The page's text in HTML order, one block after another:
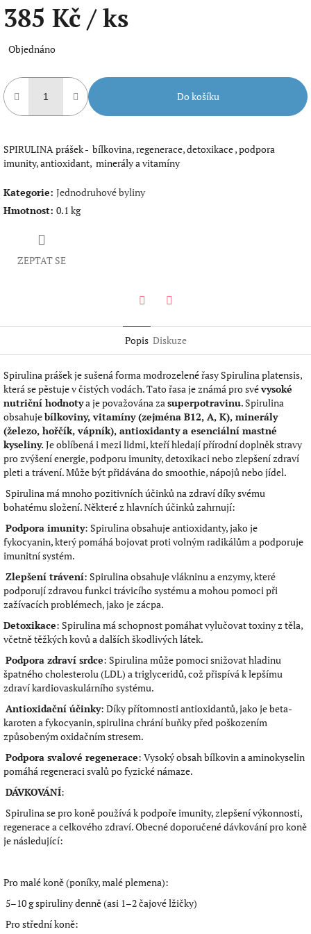
385 Kč / ks
cena:
Objednáno
Do košíku
SPIRULINA prášek - bílkovina, regenerace, detoxikace , podpora
imunity, antioxidant, minerály a vitamíny
Kategorie: Jednodruhové byliny
Hmotnost: 0.1 kg
ZEPTAT SE
Popis Diskuze
Spirulina prášek je sušená forma modrozelené řasy Spirulina platensis,
která se pěstuje v čistých vodách. Tato řasa je známá pro svévysoké
nutriční hodnotya je považována za superpotravinu. Spirulina
obsahujebílkoviny, vitamíny (zejména B12, A, K), minerály
(železo, hořčík, vápník), antioxidanty a esenciální mastné
kyseliny.Je oblíbená i mezi lidmi, kteří hledají přírodní doplněk stravy
pro zvýšení energie, podporu imunity, detoxikaci nebo zlepšení zdraví
pleti a trávení. Může být přidávána do smoothie, nápojů nebo jídel.
Spirulina má mnoho pozitivních účinků na zdraví díky svému
bohatému složení. Některé z hlavních účinků zahrnují:
Podpora imunity: Spirulina obsahuje antioxidanty, jako je
fykocyanin, který pomáhá bojovat proti volným radikálům a podporuje
imunitní systém.
Zlepšení trávení: Spirulina obsahuje vlákninu a enzymy, které
podporují zdravou funkci trávicího systému a mohou pomoci při
zažívacích problémech, jako je zácpa.
Detoxikace: Spirulina má schopnost pomáhat vylučovat toxiny z těla,
včetně těžkých kovů a dalších škodlivých látek.
Podpora zdraví srdce: Spirulina může pomoci snižovat hladinu
špatného cholesterolu (LDL) a triglyceridů, což přispívá k lepšímu
zdraví kardiovaskulárního systému.
Antioxidační účinky: Díky přítomnosti antioxidantů, jako je beta-
karoten a fykocyanin, spirulina chrání buňky před poškozením
způsobeným oxidačním stresem.
Podpora svalové regenerace: Vysoký obsah bílkovin a aminokyselin
pomáhá regeneraci svalů po fyzické námaze.
DÁVKOVÁNÍ:
Spirulina se pro koně používá k podpoře imunity, zlepšení výkonnosti,
regenerace a celkového zdraví. Obecné doporučené dávkování pro koně
je následující:
Pro malé koně (poníky, malé plemena):
5–10 g spiruliny denně (asi 1–2 čajové lžičky)
Pro střední koně: